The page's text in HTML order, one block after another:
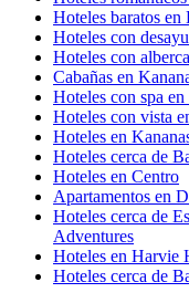
Hoteles baratos
Hoteles con
Hoteles con
Cabañas en
Hoteles con spa
Hoteles con vista
Hoteles en
Hoteles cerca de
Hoteles en Centro
Apartamentos en
Hoteles cerca de
Adventures
Hoteles en Harvie
Hoteles cerca de